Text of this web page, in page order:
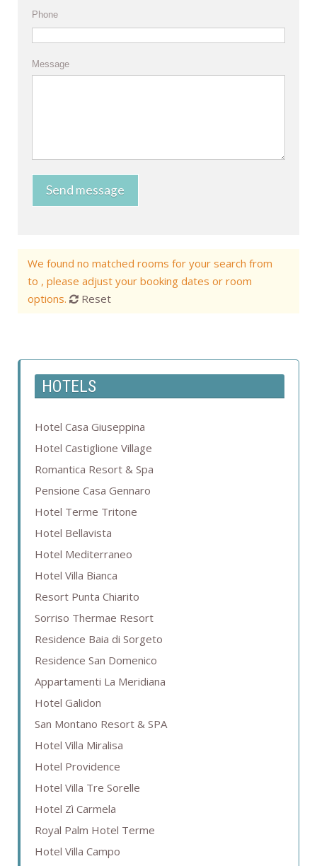
Phone
Message
Send message
We found no matched rooms for your search from
to , please adjust your booking dates or room
options.
Reset
HOTELS
Hotel Casa Giuseppina
Hotel Castiglione Village
Romantica Resort & Spa
Pensione Casa Gennaro
Hotel Terme Tritone
Hotel Bellavista
Hotel Mediterraneo
Hotel Villa Bianca
Resort Punta Chiarito
Sorriso Thermae Resort
Residence Baia di Sorgeto
Residence San Domenico
Appartamenti La Meridiana
Hotel Galidon
San Montano Resort & SPA
Hotel Villa Miralisa
Hotel Providence
Hotel Villa Tre Sorelle
Hotel Zì Carmela
Royal Palm Hotel Terme
Hotel Villa Campo